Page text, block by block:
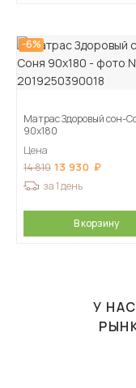
-6%
Матрас Здоровый сон-
90х180
Цена
14 810 13 930
за 1 день
В корзину
У